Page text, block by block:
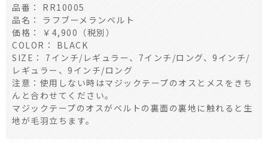
品番： RR10005
品名： ラフブーメランベルト
価格： ￥4,900（税別）
COLOR： BLACK
SIZE： 7インチ/レギュラー、7インチ/ロング、9インチ/
レギュラー、9インチ/ロング
注意：使用しない時はマジックテープのオスとメスをきち
んと合わせてください。
マジックテープのオスがベルトの裏面の裏地に触れると生
地が毛羽立ちます。